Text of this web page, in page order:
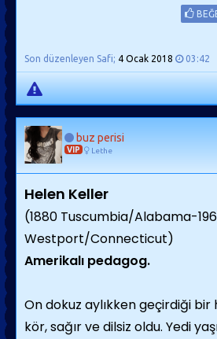
Son düzenleyen Safi; 4 Ocak 2018 03:42
buz perisi
VIP Lethe
Helen Keller
(1880 Tuscumbia/Alabama-
Westport/Connecticut)
Amerikalı pedagog.
On dokuz aylıkken geçirdiği bir
kör, sağır ve dilsiz oldu. Yedi